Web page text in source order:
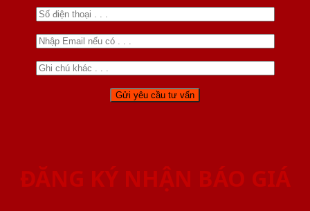
ĐĂNG KÝ NHẬN BÁO GIÁ